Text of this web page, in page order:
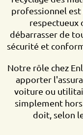
professionnel
respectueux
débarrasser de
sécurité et
Notre rôle chez
apporter
voiture ou
simplement
doit, selon